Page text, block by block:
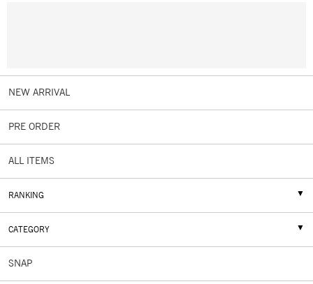
NEW ARRIVAL
PRE ORDER
ALL ITEMS
RANKING
CATEGORY
SNAP